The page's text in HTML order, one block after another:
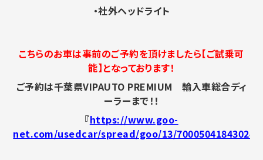
・社外ヘッドライト
こちらのお車は事前のご予約を頂けましたら【ご試乗可
能】となっております！
ご予約は千葉県VIPAUTO PREMIUM 輸入車総合ディ
ーラーまで！！
『https://www.goo-
net.com/usedcar/spread/goo/13/